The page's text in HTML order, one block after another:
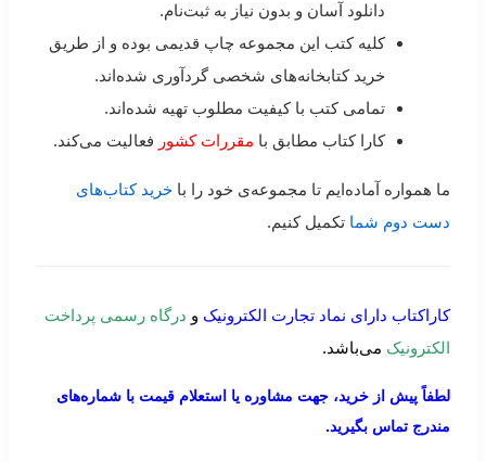
دانلود آسان و بدون نیاز به ثبت‌نام.
کلیه کتب این مجموعه چاپ قدیمی بوده و از طریق
خرید کتابخانه‌های شخصی گردآوری شده‌اند.
تمامی کتب با کیفیت مطلوب تهیه شده‌اند.
کارا کتاب مطابق با مقررات کشور فعالیت می‌کند.
ما همواره آماده‌ایم تا مجموعه‌ی خود را با خرید کتاب‌های
دست دوم شما تکمیل کنیم.
کاراکتاب دارای نماد تجارت الکترونیک و درگاه رسمی پرداخت
الکترونیک می‌باشد.
لطفاً پیش از خرید، جهت مشاوره یا استعلام قیمت با شماره‌های
مندرج تماس بگیرید.